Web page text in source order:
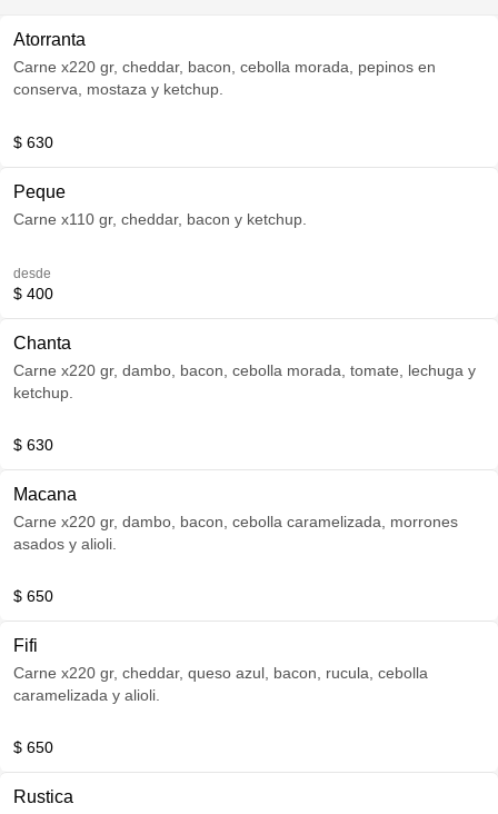
Atorranta
Carne x220 gr, cheddar, bacon, cebolla morada, pepinos en
conserva, mostaza y ketchup.
$ 630
Peque
Carne x110 gr, cheddar, bacon y ketchup.
desde
$ 400
Chanta
Carne x220 gr, dambo, bacon, cebolla morada, tomate, lechuga y
ketchup.
$ 630
Macana
Carne x220 gr, dambo, bacon, cebolla caramelizada, morrones
asados y alioli.
$ 650
Fifi
Carne x220 gr, cheddar, queso azul, bacon, rucula, cebolla
caramelizada y alioli.
$ 650
Rustica